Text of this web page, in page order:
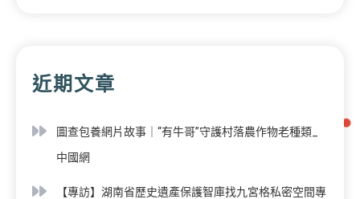
近期文章
圖查包養網片故事｜“有牛哥”守護村落農作物老種類_
中國網
【專訪】湖南省歷史遺產保護智庫找九宮格私密空間專